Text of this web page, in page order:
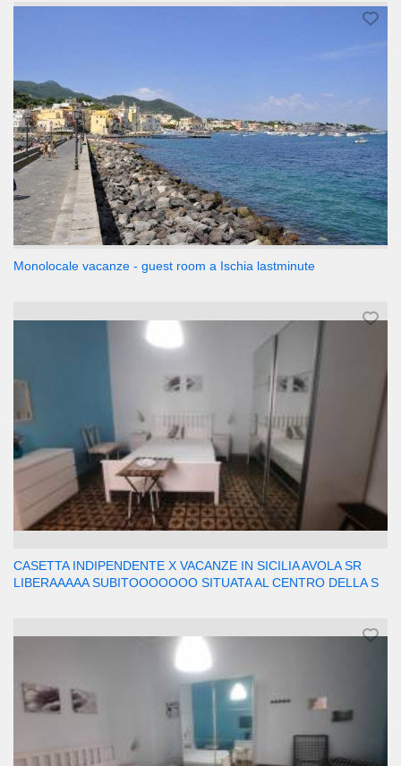
Monolocale vacanze - guest room a Ischia lastminute
CASETTA INDIPENDENTE X VACANZE IN SICILIA AVOLA SR
LIBERAAAAA SUBITOOOOOOO SITUATA AL CENTRO DELLA S